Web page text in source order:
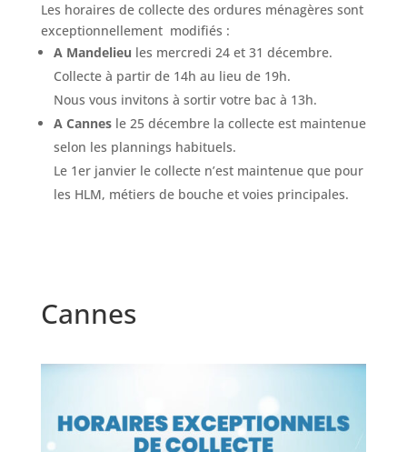
Les horaires de collecte des ordures ménagères sont
exceptionnellement modifiés :
A Mandelieu les mercredi 24 et 31 décembre.
Collecte à partir de 14h au lieu de 19h.
Nous vous invitons à sortir votre bac à 13h.
A Cannesle 25 décembre la collecte est maintenue
selon les plannings habituels.
Le 1er janvier le collecte n’est maintenue que pour
les HLM, métiers de bouche et voies principales.
Cannes